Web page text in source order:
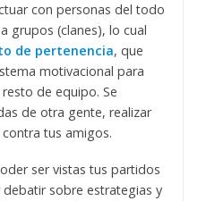
con personas del todo
grupos (clanes), lo cual
de pertenencia, que
motivacional para
de equipo. Se
de otra gente, realizar
tus amigos.
ser vistas tus partidos
sobre estrategias y